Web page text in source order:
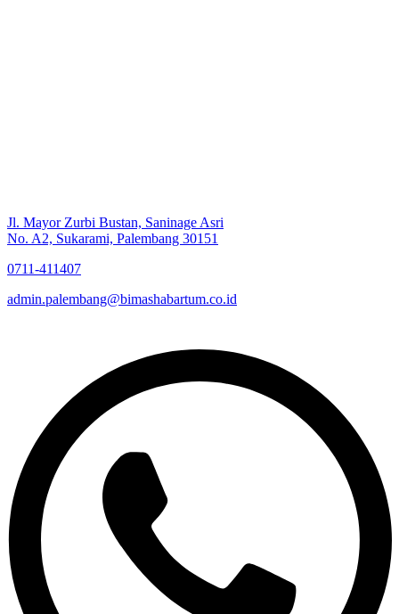
Jl. Mayor Zurbi Bustan, Saninage Asri
No. A2, Sukarami, Palembang 30151
0711-411407
admin.palembang@bimashabartum.co.id